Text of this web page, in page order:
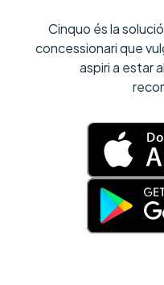
Cinquo és la
concessionari que
aspiri a estar